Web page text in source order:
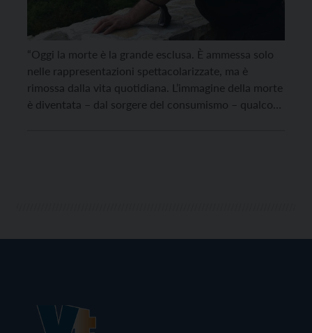
“Oggi la morte è la grande esclusa. È ammessa solo
nelle rappresentazioni spettacolarizzate, ma è
rimossa dalla vita quotidiana. L’immagine della morte
è diventata – dal sorgere del consumismo – qualcosa